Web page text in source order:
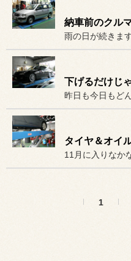
下げるだけじ
タイヤ＆オイ
1